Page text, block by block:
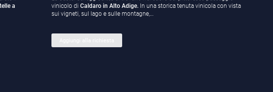
a
vinicolo di Caldaro in Alto Adige.In una storica tenuta vinicola con vista
sui vigneti, sul lago e sulle montagne,…
Aggiungi alla richiesta